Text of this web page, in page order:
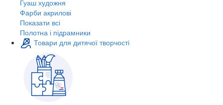
Гуаш художня
Фарби акрилові
Показати всі
Полотна і підрамники
Товари для дитячої творчості